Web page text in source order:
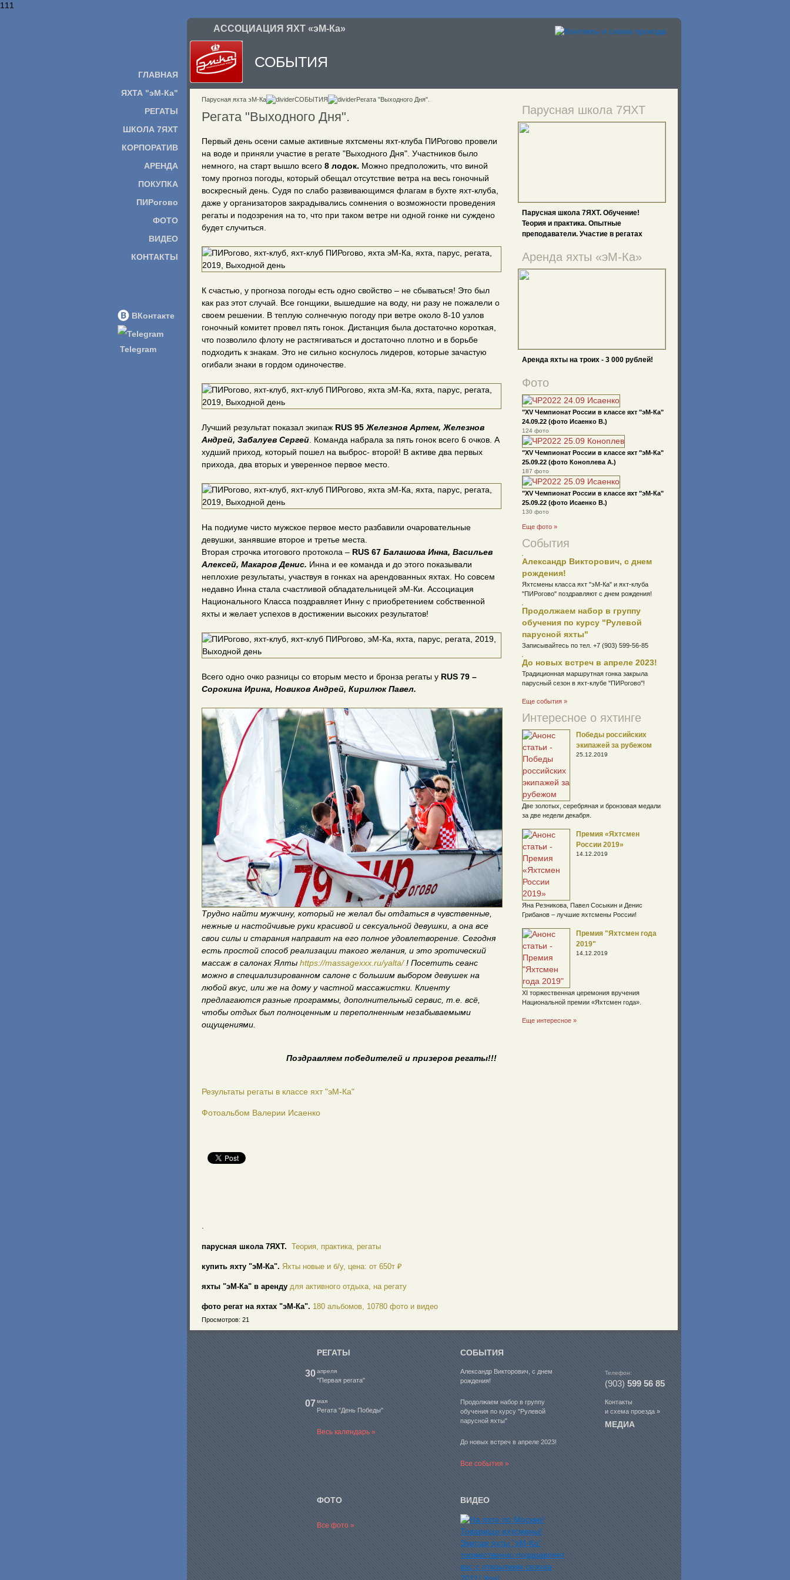
ГЛАВНАЯ
ЯХТА "эМ-Ка"
РЕГАТЫ
ШКОЛА 7ЯХТ
КОРПОРАТИВ
АРЕНДА
ПОКУПКА
ПИРогово
ФОТО
ВИДЕО
КОНТАКТЫ
ВКонтакте
Telegram
111
АССОЦИАЦИЯ ЯХТ «эМ-Ка»
СОБЫТИЯ
Парусная яхта эМ-Ка СОБЫТИЯ Регата "Выходного Дня".
Регата "Выходного Дня".
Первый день осени самые активные яхтсмены яхт-клуба ПИРогово провели
на воде и приняли участие в регате "Выходного Дня". Участников было
немного, на старт вышло всего 8 лодок. Можно предположить, что виной
тому прогноз погоды, который обещал отсутствие ветра на весь гоночный
воскресный день. Судя по слабо развивающимся флагам в бухте яхт-клуба,
даже у организаторов закрадывались сомнения о возможности проведения
регаты и подозрения на то, что при таком ветре ни одной гонке ни суждено
будет случиться.
К счастью, у прогноза погоды есть одно свойство – не сбываться! Это был
как раз этот случай. Все гонщики, вышедшие на воду, ни разу не пожалели о
своем решении. В теплую солнечную погоду при ветре около 8-10 узлов
гоночный комитет провел пять гонок. Дистанция была достаточно короткая,
что позволило флоту не растягиваться и достаточно плотно и в борьбе
подходить к знакам. Это не сильно коснулось лидеров, которые зачастую
огибали знаки в гордом одиночестве.
Лучший результат показал экипаж RUS 95 Железнов Артем, Железнов
Андрей, Забалуев Сергей . Команда набрала за пять гонок всего 6 очков. А
худший приход, который пошел на выброс- второй! В активе два первых
прихода, два вторых и уверенное первое место.
На подиуме чисто мужское первое место разбавили очаровательные
девушки, занявшие второе и третье места.
Вторая строчка итогового протокола – RUS 67 Балашова Инна, Васильев
Алексей, Макаров Денис. Инна и ее команда и до этого показывали
неплохие результаты, участвуя в гонках на арендованных яхтах. Но совсем
недавно Инна стала счастливой обладательницей эМ-Ки. Ассоциация
Национального Класса поздравляет Инну с приобретением собственной
яхты и желает успехов в достижении высоких результатов!
Всего одно очко разницы со вторым место и бронза регаты у RUS 79 –
Сорокина Ирина, Новиков Андрей, Кирилюк Павел.
Трудно найти мужчину, который не желал бы отдаться в чувственные,
нежные и настойчивые руки красивой и сексуальной девушки, а она все
свои силы и старания направит на его полное удовлетворение. Сегодня
есть простой способ реализации такого желания, и это эротический
массаж в салонах Ялты https://massagexxx.ru/yalta/! Посетить сеанс
можно в специализированном салоне с большим выбором девушек на
любой вкус, или же на дому у частной массажистки. Клиенту
предлагаются разные программы, дополнительный сервис, т.е. всё,
чтобы отдых был полноценным и переполненным незабываемыми
ощущениями.
Поздравляем победителей и призеров регаты!!!
Результаты регаты в классе яхт "эМ-Ка"
Фотоальбом Валерии Исаенко
парусная школа 7ЯХТ. Теория, практика, регаты
купить яхту "эМ-Ка". Яхты новые и б/у, цена: от 650т ₽
яхты "эМ-Ка" в аренду для активного отдыха, на регату
фото регат на яхтах "эМ-Ка". 180 альбомов, 10780 фото и видео
Парусная школа 7ЯХТ
Парусная школа 7ЯХТ. Обучение!
Теория и практика. Опытные
преподаватели. Участие в регатах
Аренда яхты «эМ-Ка»
Аренда яхты на троих - 3 000 рублей!
Фото
"XV Чемпионат России в классе яхт "эМ-Ка"
24.09.22 (фото Исаенко В.)
124 фото
"XV Чемпионат России в классе яхт "эМ-Ка"
25.09.22 (фото Коноплева А.)
187 фото
"XV Чемпионат России в классе яхт "эМ-Ка"
25.09.22 (фото Исаенко В.)
130 фото
Еще фото »
События
Александр Викторович, с днем
рождения!
Яхтсмены класса яхт "эМ-Ка" и яхт-клуба
"ПИРогово" поздравляют с днем рождения!
Продолжаем набор в группу
обучения по курсу "Рулевой
парусной яхты"
Записывайтесь по тел. +7 (903) 599-56-85
До новых встреч в апреле 2023!
Традиционная маршрутная гонка закрыла
парусный сезон в яхт-клубе "ПИРогово"!
Еще события »
Интересное о яхтинге
Победы российских
экипажей за рубежом
25.12.2019
Две золотых, серебряная и бронзовая медали
за две недели декабря.
Премия «Яхтсмен
России 2019»
14.12.2019
Яна Резникова, Павел Сосыкин и Денис
Грибанов – лучшие яхтсмены России!
Премия "Яхтсмен года
2019"
14.12.2019
ХI торжественная церемония вручения
Национальной премии «Яхтсмен года».
Еще интересное »
Просмотров: 21
Телефон:
(903)599 56 85
Контакты
и схема проезда »
МЕДИА
РЕГАТЫ
30апреля
"Первая регата"
07мая
Регата "День Победы"
Весь календарь »
СОБЫТИЯ
Александр Викторович, с днем
рождения!
Продолжаем набор в группу
обучения по курсу "Рулевой
парусной яхты"
До новых встреч в апреле 2023!
Все события »
ФОТО
Все фото »
ВИДЕО